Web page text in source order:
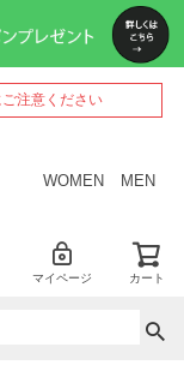
注意ください
WOMEN MEN
マイページ カート